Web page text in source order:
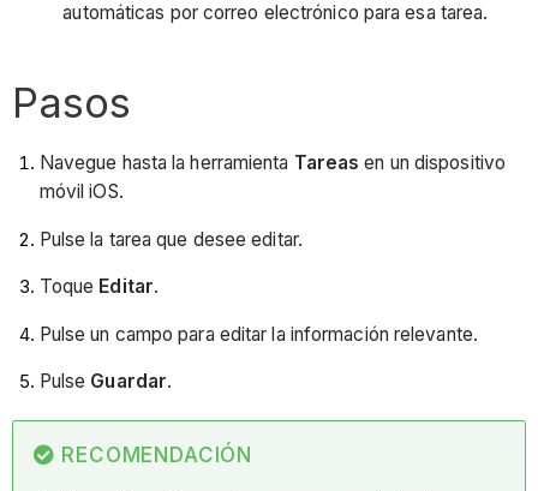
automáticas por correo electrónico para esa tarea.
Pasos
Navegue hasta la herramienta Tareas en un dispositivo
móvil iOS.
Pulse la tarea que desee editar.
Toque Editar.
Pulse un campo para editar la información relevante.
Pulse Guardar.
RECOMENDACIÓN